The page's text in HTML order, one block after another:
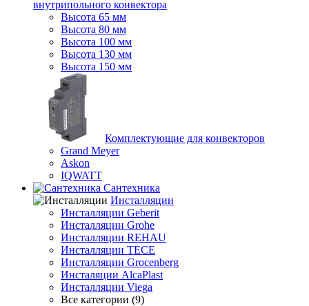
внутрипольного конвектора
Высота 65 мм
Высота 80 мм
Высота 100 мм
Высота 130 мм
Высота 150 мм
Комплектующие для конвекторов
Grand Meyer
Askon
IQWATT
Сантехника
Инсталляции
Инсталляции Geberit
Инсталляции Grohe
Инсталляции REHAU
Инсталляции TECE
Инсталляции Grocenberg
Инсталяции AlcaPlast
Инсталляции Viega
Все категории (9)